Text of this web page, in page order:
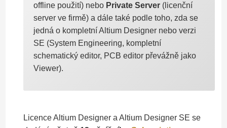
offline použití) nebo Private Server (licenční
server ve firmě) a dále také podle toho, zda se
jedná o kompletní Altium Designer nebo verzi
SE (System Engineering, kompletní
schematický editor, PCB editor převážně jako
Viewer).
Licence Altium Designer a Altium Designer SE se